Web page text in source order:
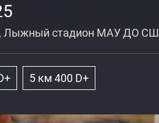
Лыжный стадион МАУ ДО СШ
5 км 400 D+